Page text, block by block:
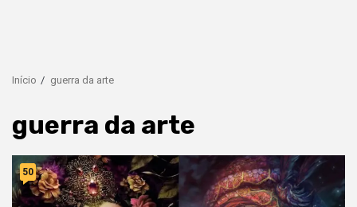
Início guerra da arte
guerra da arte
50